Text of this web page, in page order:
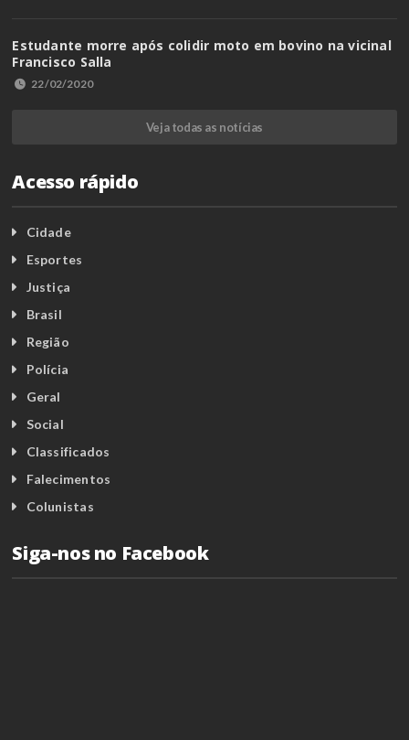
Estudante morre após colidir moto em bovino na vicinal
Francisco Salla
22/02/2020
Veja todas as notícias
Acesso rápido
Cidade
Esportes
Justiça
Brasil
Região
Polícia
Geral
Social
Classificados
Falecimentos
Colunistas
Siga-nos no Facebook